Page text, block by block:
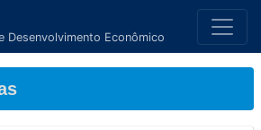
Desenvolvimento Econômico